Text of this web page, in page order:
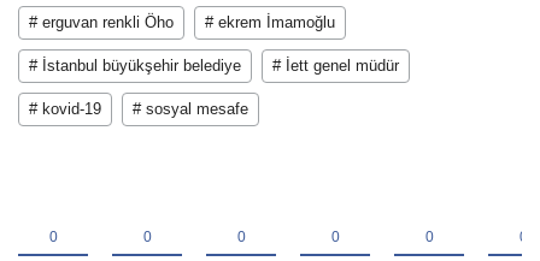
# erguvan renkli Öho # ekrem İmamoğlu
# İstanbul büyükşehir belediye # İett genel müdür
# kovid-19 # sosyal mesafe